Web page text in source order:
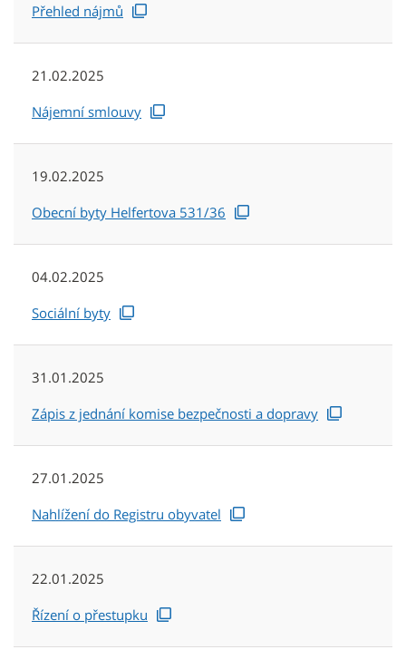
Přehled nájmů
21.02.2025
Nájemní smlouvy
19.02.2025
Obecní byty Helfertova 531/36
04.02.2025
Sociální byty
31.01.2025
Zápis z jednání komise bezpečnosti a dopravy
27.01.2025
Nahlížení do Registru obyvatel
22.01.2025
Řízení o přestupku